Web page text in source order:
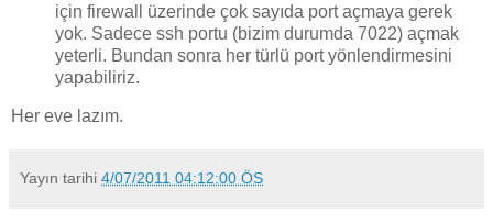
için firewall üzerinde çok sayıda port açmaya gerek
yok. Sadece ssh portu (bizim durumda 7022) açmak
yeterli. Bundan sonra her türlü port yönlendirmesini
yapabiliriz.
Her eve lazım.
Yayın tarihi 4/07/2011 04:12:00 ÖS